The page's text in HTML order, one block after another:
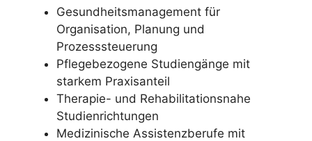
Gesundheitsmanagement für
Organisation, Planung und
Prozesssteuerung
Pflegebezogene Studiengänge mit
starkem Praxisanteil
Therapie- und Rehabilitationsnahe
Studienrichtungen
Medizinische Assistenzberufe mit